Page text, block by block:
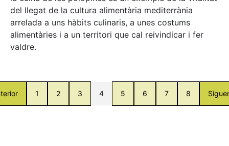
del llegat de la cultura alimentària mediterrània
arrelada a uns hàbits culinaris, a unes costums
alimentàries i a un territori que cal reivindicar i fer
valdre.
1 2 3 4 5 6 7 8